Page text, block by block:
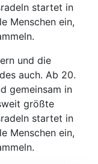
startet in
Menschen ein,
und die
auch. Ab 20.
gemeinsam in
größte
startet in
Menschen ein,